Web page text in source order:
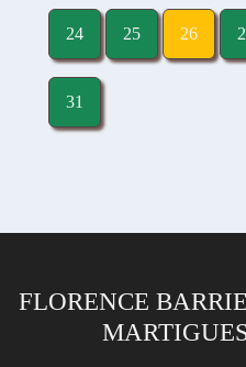
24 25 26
31
FLORENCE